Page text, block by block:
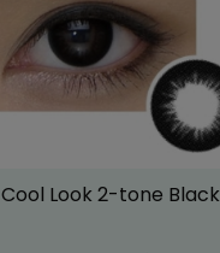
Cool Look 2-tone Black